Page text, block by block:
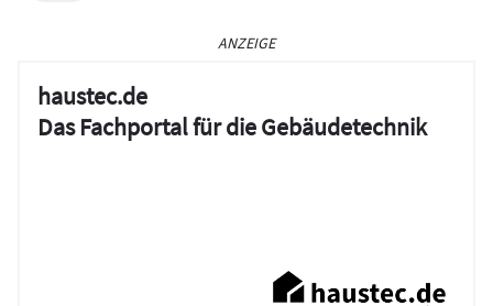
ANZEIGE
haustec.de
Das Fachportal für die Gebäudetechnik